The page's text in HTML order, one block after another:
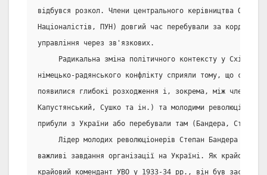
відбувся розкол. Члени центрального керівництва ОУН
Націоналістів, ПУН) довгий час перебували за кордоном
управління через зв'язкових.
Радикальна зміна політичного контексту у Східній
німецько-радянського конфлікту сприяли тому, що серед
появилися глибокі розходження і, зокрема, між членами
Капустянський, Сушко та ін.) та молодими
прибули з України або перебували там (Бандера,
Лідер молодих революціонерів Степан Бандера вже
важливі завдання організації на Україні. Як крайовий
крайовий комендант УВО у 1933-34 рр., він був